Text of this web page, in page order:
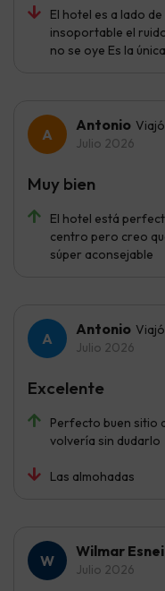
El hotel es a lado
insoportable el
no se oye Es la
Antonio
Julio 2026
El hotel está
centro pero creo
súper aconsejable
Muy bien
Antonio
Julio 2026
Perfecto buen sitio
volvería sin dudarlo
Las almohadas
Excelente
Wilmar
Julio 2026